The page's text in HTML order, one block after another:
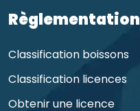
Règlementation
Classification boissons
Classification licences
Obtenir une licence